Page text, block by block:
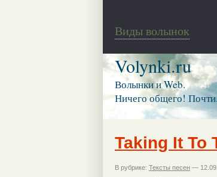
Виды волынок
Volynki.ru
Волынки и Web.
Ничего общего!
Taking It To
В рубрике: Тексты песен —